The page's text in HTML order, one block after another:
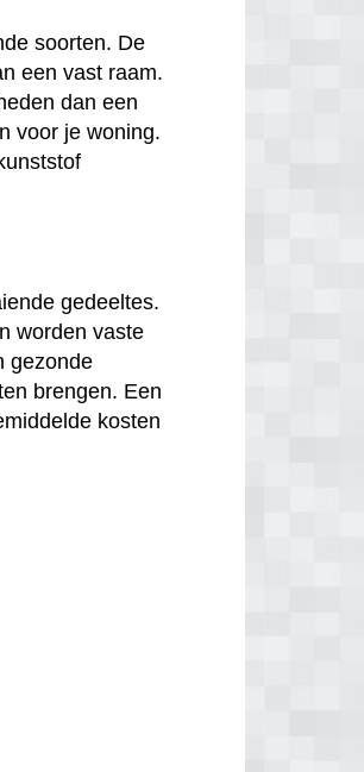
soorten. De
een vast raam.
dan een
voor je woning.
gedeeltes.
worden vaste
gezonde
brengen. Een
kosten